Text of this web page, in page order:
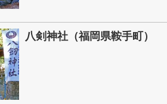
八剣神社（福岡県鞍手町）